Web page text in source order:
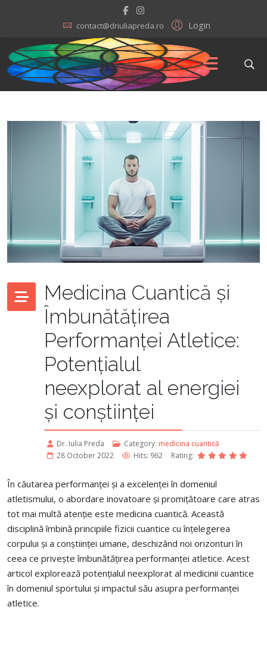
Login
contact@driuliapreda.ro
Medicina Cuantică și
Îmbunătățirea
Performanței Atletice:
Potențialul
neexplorat al energiei
și conștiinței
Dr. Iulia Preda Category: medicina cuantică
28 October 2022
Hits: 962 Rating:
În căutarea performanței și a excelenței în domeniul
atletismului, o abordare inovatoare și promițătoare care atras
tot mai multă atenție este medicina cuantică. Această
disciplină îmbină principiile fizicii cuantice cu înțelegerea
corpului și a conștiinței umane, deschizând noi orizonturi în
ceea ce privește îmbunătățirea performanței atletice. Acest
articol explorează potențialul neexplorat al medicinii cuantice
în domeniul sportului și impactul său asupra performanței
atletice.